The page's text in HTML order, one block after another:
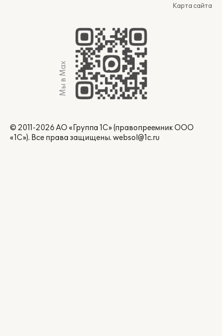
Карта сайта
Мы в Max
© 2011-2026 АО «Группа 1С» (правопреемник ООО
«1С»). Все права защищены. websol@1c.ru